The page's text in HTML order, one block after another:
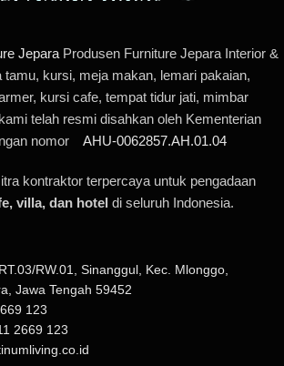
Jepara Produsen Furniture Jepara Interior &
tamu, kursi, meja makan, lemari pakaian,
kursi cafe, tempat tidur jati, mimbar
telah resmi disahkan oleh Kementerian
nomor AHU-0062857.AH.01.04
kontraktor terpercaya untuk pengadaan
villa, dan hotel di seluruh Indonesia.
RW.01, Sinanggul, Kec. Mlonggo,
Jawa Tengah 59452
123
2669 123